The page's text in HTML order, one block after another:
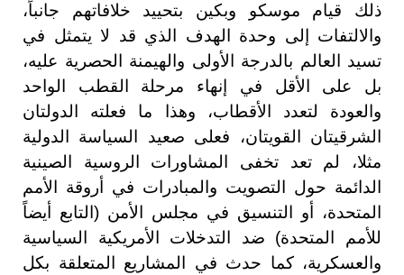
ذلك قيام موسكو وبكين بتحييد خلافاتهم جانباً،
والالتفات إلى وحدة الهدف الذي قد لا يتمثل في
تسيد العالم بالدرجة الأولى والهيمنة الحصرية عليه،
بل على الأقل في إنهاء مرحلة القطب الواحد
والعودة لتعدد الأقطاب، وهذا ما فعلته الدولتان
الشرقيتان القويتان، فعلى صعيد السياسة الدولية
مثلا، لم تعد تخفى المشاورات الروسية الصينية
الدائمة حول التصويت والمبادرات في أروقة الأمم
المتحدة، أو التنسيق في مجلس الأمن (التابع أيضاً
للأمم المتحدة) ضد التدخلات الأمريكية السياسية
والعسكرية، كما حدث في المشاريع المتعلقة بكل